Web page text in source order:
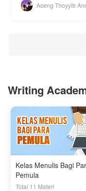
Writing
Kelas Menulis Bagi
Pemula
Total 11 Materi